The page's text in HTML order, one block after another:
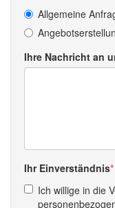
Allgemeine
Ihre Nachricht an
Ihr Einverständnis
Ich willige in die